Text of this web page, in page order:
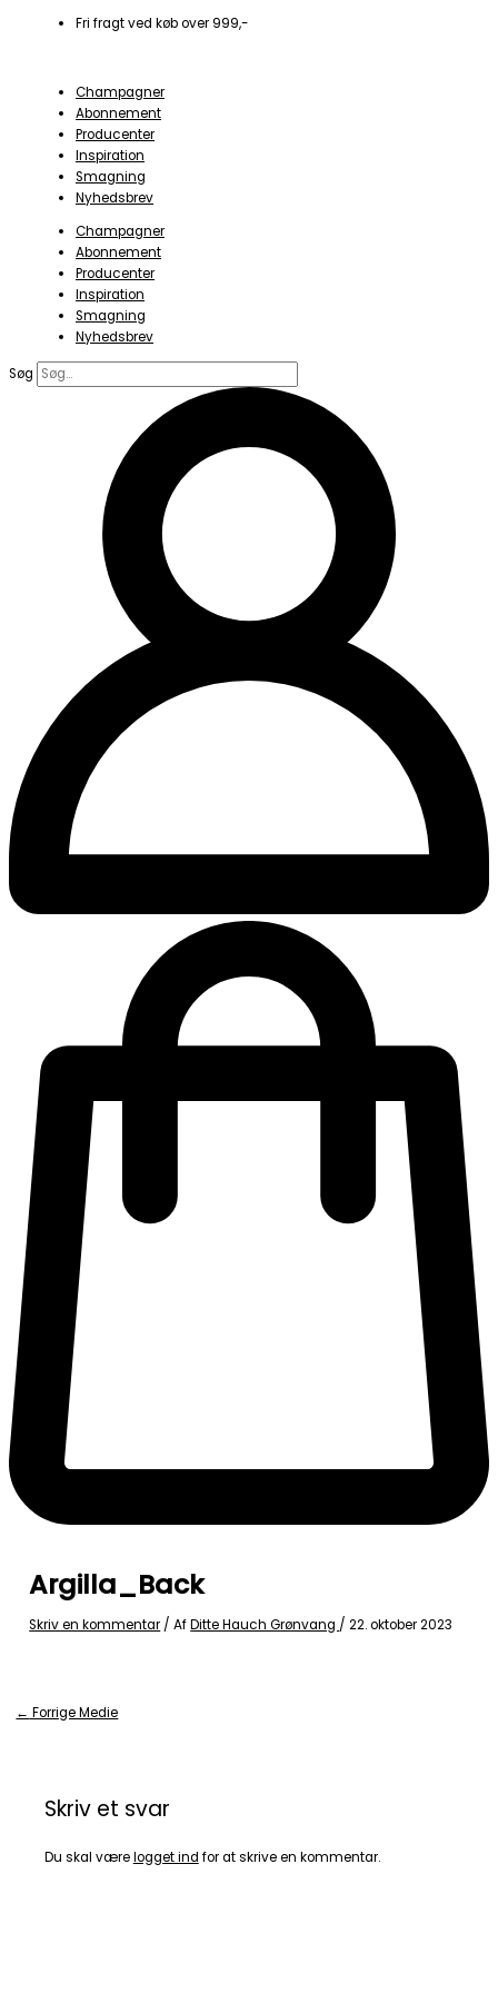
Fri fragt ved køb over 999,-
Champagner
Abonnement
Producenter
Inspiration
Smagning
Nyhedsbrev
Champagner
Abonnement
Producenter
Inspiration
Smagning
Nyhedsbrev
Søg
Argilla_Back
Skriv en kommentar / AfDitte Hauch Grønvang /22. oktober 2023
← Forrige Medie
Skriv et svar
Du skal værelogget ind for at skrive en kommentar.